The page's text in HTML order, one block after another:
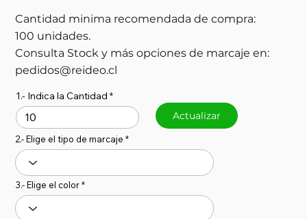
Cantidad minima recomendada de compra:
100 unidades.
Consulta Stock y más opciones de marcaje en:
pedidos@reideo.cl
1.- Indica la Cantidad
Actualizar
2.- Elige el tipo de marcaje
3.- Elige el color